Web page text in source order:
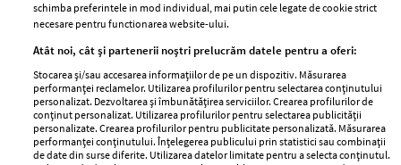
GSP
Unica
Baby
Retete
femei
Viva
Avantaje
Retete practice
schimba preferintele in mod individual, mai putin cele legate de cookie strict
necesare pentru functionarea website-ului.
Atât noi, cât și partenerii noștri prelucrăm datele pentru a oferi:
Stocarea și/sau accesarea informațiilor de pe un dispozitiv. Măsurarea
performanței reclamelor. Utilizarea profilurilor pentru selectarea conținutului
personalizat. Dezvoltarea și îmbunătățirea serviciilor. Crearea profilurilor de
conținut personalizat. Utilizarea profilurilor pentru selectarea publicității
personalizate. Crearea profilurilor pentru publicitate personalizată. Măsurarea
performanței conținutului. Înțelegerea publicului prin statistici sau combinații
de date din surse diferite. Utilizarea datelor limitate pentru a selecta conținutul.